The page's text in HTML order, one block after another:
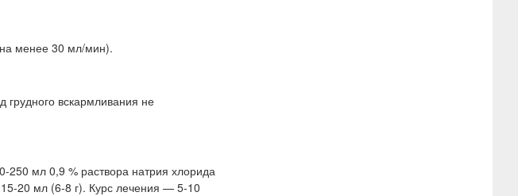
менее 30 мл/мин).
грудного вскармливания не
250 мл 0,9 % раствора натрия хлорида
20 мл (6-8 г). Курс лечения — 5-10